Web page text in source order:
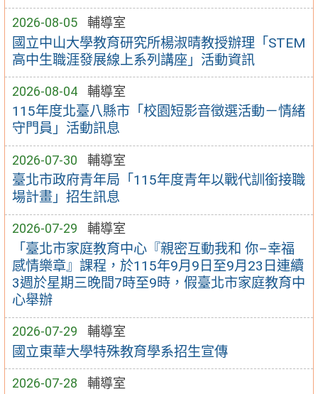
2026-08-05 輔導室
國立中山大學教育研究所楊淑晴教授辦理「STEM
高中生職涯發展線上系列講座」活動資訊
2026-08-04 輔導室
115年度北臺八縣市「校園短影音徵選活動－情緒
守門員」活動訊息
2026-07-30 輔導室
臺北市政府青年局「115年度青年以戰代訓銜接職
場計畫」招生訊息
2026-07-29 輔導室
「臺北市家庭教育中心『親密互動我和 你–幸福
感情樂章』課程，於115年9月9日至9月23日連續
3週於星期三晚間7時至9時，假臺北市家庭教育中
心舉辦
2026-07-29 輔導室
國立東華大學特殊教育學系招生宣傳
2026-07-28 輔導室